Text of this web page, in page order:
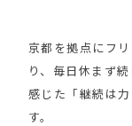
京都を拠点にフ
り、毎日休まず
感じた「継続は
す。